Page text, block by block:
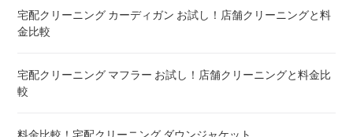
布団のレンタル 安いのは ! 東京・大阪・福岡
エアウィーヴ マットレスのクリーニング ! どこがいい
宅配クリーニング カーディガン お試し！店舗クリーニングと料
金比較
宅配クリーニング マフラー お試し！店舗クリーニングと料金比
較
料金比較！宅配クリーニング ダウンジャケット